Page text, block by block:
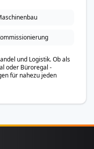
und Logistik. Ob als
oder Büroregal -
für nahezu jeden